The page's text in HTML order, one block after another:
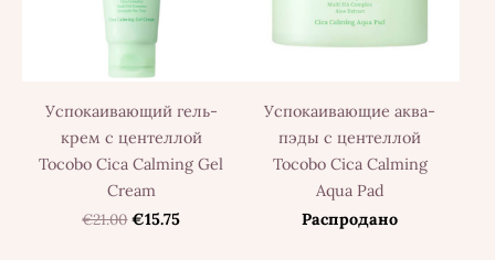
Успокаивающий гель-
крем с центеллой
Tocobo Cica Calming Gel
Cream
€21.00 €15.75
Успокаивающие аква-
пэды с центеллой
Tocobo Cica Calming
Aqua Pad
Распродано